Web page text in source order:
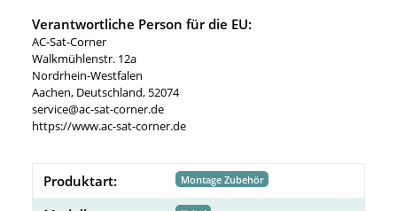
Verantwortliche Person für die EU:
AC-Sat-Corner
Walkmühlenstr. 12a
Nordrhein-Westfalen
Aachen, Deutschland, 52074
service@ac-sat-corner.de
https://www.ac-sat-corner.de
Produktart: Montage Zubehör